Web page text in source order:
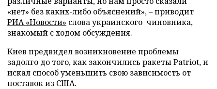
«нет» без каких-либо объяснений», – приводит
РИА «Новости» слова украинского чиновника,
знакомый с ходом обсуждения.
Киев предвидел возникновение проблемы
задолго до того, как закончились ракеты Patriot, и
искал способ уменьшить свою зависимость от
поставок из США.